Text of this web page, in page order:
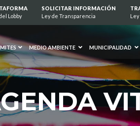
Lobby
SOLICITAR INFORMACIÓN
Ley de Transparencia
MEDIO AMBIENTE MUNICIPALIDAD